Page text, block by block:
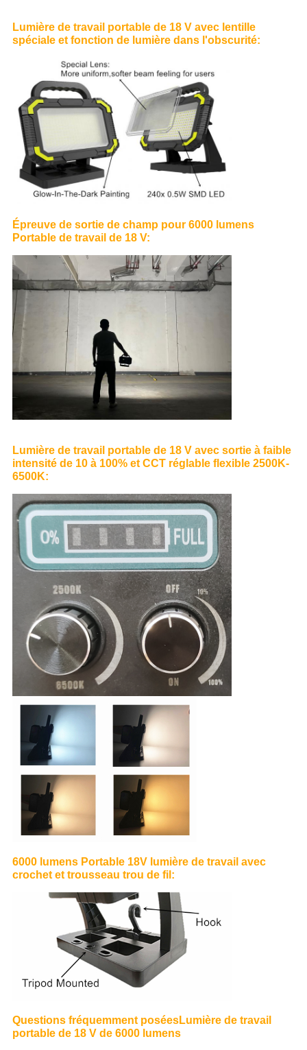
Lumière de travail portable de 18 V avec lentille
spéciale et fonction de lumière dans l'obscurité:
Épreuve de sortie de champ pour 6000 lumens
Portable de travail de 18 V:
Lumière de travail portable de 18 V avec sortie à faible
intensité de 10 à 100% et CCT réglable flexible 2500K-
6500K:
6000 lumens Portable 18V lumière de travail avec
crochet et trousseau trou de fil:
Questions fréquemment poséesLumière de travail
portable de 18 V de 6000 lumens